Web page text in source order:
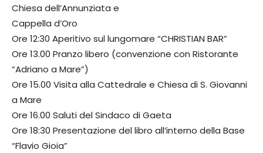
Chiesa dell’Annunziata e
Cappella d’Oro
Ore 12:30 Aperitivo sul lungomare “CHRISTIAN BAR”
Ore 13.00 Pranzo libero (convenzione con Ristorante
“Adriano a Mare”)
Ore 15.00 Visita alla Cattedrale e Chiesa di S. Giovanni
a Mare
Ore 16.00 Saluti del Sindaco di Gaeta
Ore 18:30 Presentazione del libro all’interno della Base
“Flavio Gioia”